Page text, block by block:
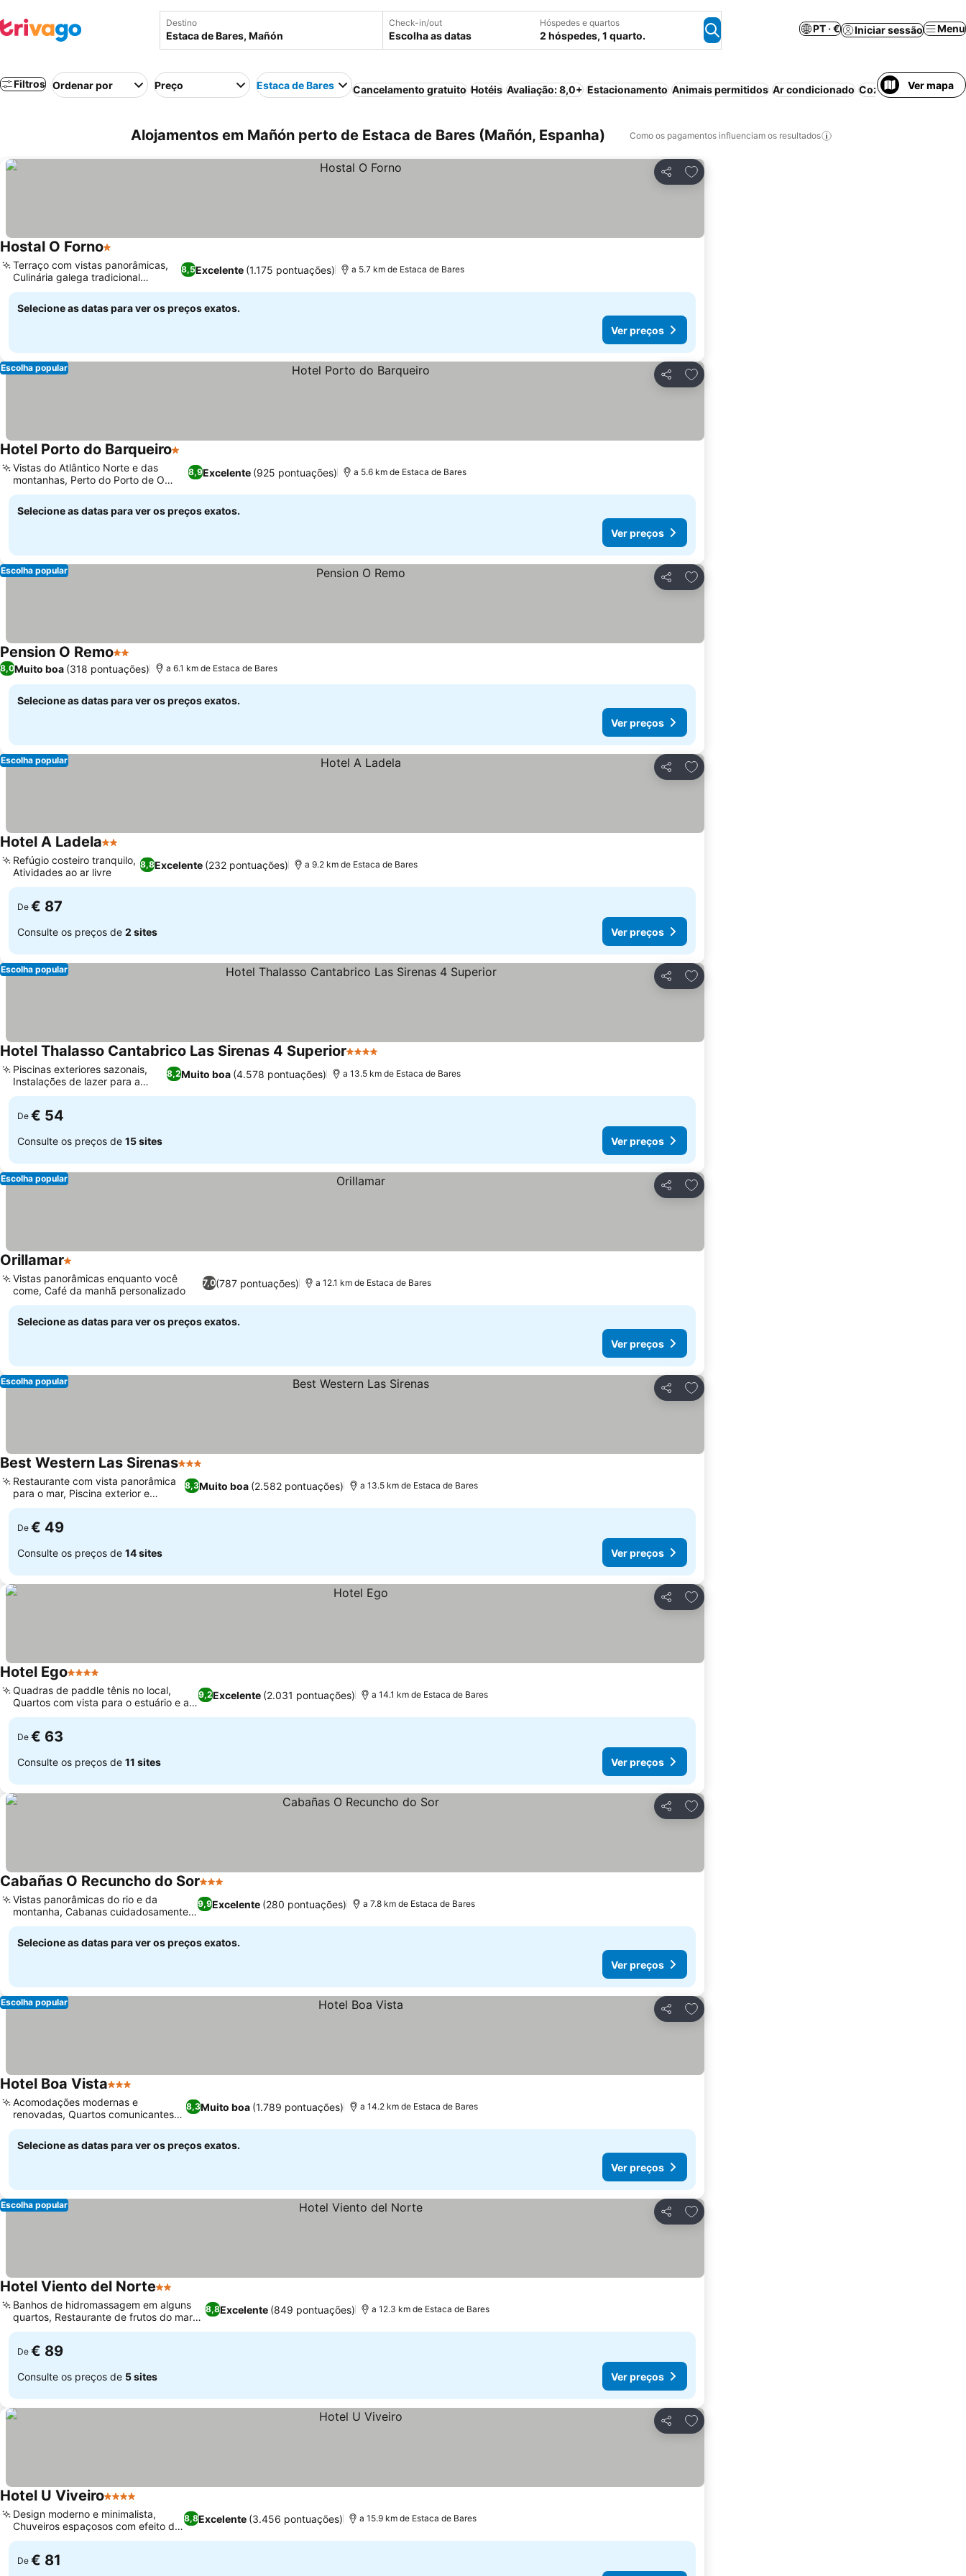
Destino Check-in/out
Escolha as datas
Hóspedes e quartos
2 hóspedes, 1 quarto.
PT · € Iniciar sessão Menu
Filtros Ordenar por Preço Estaca de Bares Cancelamento gratuito Hotéis Avaliação: 8,0+ Estacionamento Animais permitidos Ar condicionado Cozinha Wi-fi
Ver mapa
Alojamentos em Mañón perto de Estaca de Bares (Mañón, Espanha) Como os pagamentos influenciam os resultados
Partilhar
Adicionar aos favoritos
Hostal O Forno1 Estrelas
8,5Excelente (1.175 pontuações)
Terraço com vistas panorâmicas,
Culinária galega tradicional
premiada
a 5.7 km de Estaca de Bares
Selecione as datas para ver os preços exatos.
Ver preços
Partilhar
Adicionar aos favoritos
Escolha popular
Hotel Porto do Barqueiro1 Estrelas
8,9Excelente (925 pontuações)
Vistas do Atlântico Norte e das
montanhas, Perto do Porto de O
Barqueiro
a 5.6 km de Estaca de Bares
Selecione as datas para ver os preços exatos.
Ver preços
Partilhar
Adicionar aos favoritos
Escolha popular
Pension O Remo2 EstrelasVer preços
8,0Muito boa (318 pontuações) a 6.1 km de Estaca de Bares
Selecione as datas para ver os preços exatos.
Ver preços
Partilhar
Adicionar aos favoritos
Escolha popular
Hotel A Ladela2 Estrelas
8,8Excelente (232 pontuações)
Refúgio costeiro tranquilo,
Atividades ao ar livre
a 9.2 km de Estaca de Bares
De € 87
Consulte os preços de 2 sites Ver preços
Partilhar
Adicionar aos favoritos
Escolha popular
Hotel Thalasso Cantabrico Las Sirenas 4 Superior4 Estrelas
8,2Muito boa (4.578 pontuações)
Piscinas exteriores sazonais,
Instalações de lazer para a
família
a 13.5 km de Estaca de Bares
De € 54
Consulte os preços de 15 sites Ver preços
Partilhar
Adicionar aos favoritos
Escolha popular
Orillamar1 Estrelas
7,0(787 pontuações)
Vistas panorâmicas enquanto você
come, Café da manhã personalizado
a 12.1 km de Estaca de Bares
Selecione as datas para ver os preços exatos.
Ver preços
Partilhar
Adicionar aos favoritos
Escolha popular
Best Western Las Sirenas3 Estrelas
8,3Muito boa (2.582 pontuações)
Restaurante com vista panorâmica
para o mar, Piscina exterior e
minigolfe
a 13.5 km de Estaca de Bares
De € 49
Consulte os preços de 14 sites Ver preços
Partilhar
Adicionar aos favoritos
Hotel Ego4 Estrelas
9,2Excelente (2.031 pontuações)
Quadras de paddle tênis no local,
Quartos com vista para o estuário e a
montanha
a 14.1 km de Estaca de Bares
De € 63
Consulte os preços de 11 sites Ver preços
Partilhar
Adicionar aos favoritos
Cabañas O Recuncho do Sor3 Estrelas
9,9Excelente (280 pontuações)
Vistas panorâmicas do rio e da
montanha, Cabanas cuidadosamente
projetadas
a 7.8 km de Estaca de Bares
Selecione as datas para ver os preços exatos.
Ver preços
Partilhar
Adicionar aos favoritos
Escolha popular
Hotel Boa Vista3 Estrelas
8,3Muito boa (1.789 pontuações)
Acomodações modernas e
renovadas, Quartos comunicantes
para famílias
a 14.2 km de Estaca de Bares
Selecione as datas para ver os preços exatos.
Ver preços
Partilhar
Adicionar aos favoritos
Escolha popular
Hotel Viento del Norte2 Estrelas
8,8Excelente (849 pontuações)
Banhos de hidromassagem em alguns
quartos, Restaurante de frutos do mar
com bar
a 12.3 km de Estaca de Bares
De € 89
Consulte os preços de 5 sites Ver preços
Partilhar
Adicionar aos favoritos
Hotel U Viveiro4 Estrelas
8,8Excelente (3.456 pontuações)
Design moderno e minimalista,
Chuveiros espaçosos com efeito de
chuva
a 15.9 km de Estaca de Bares
De € 81